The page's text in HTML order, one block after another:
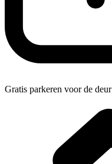
Gratis parkeren voor de deur